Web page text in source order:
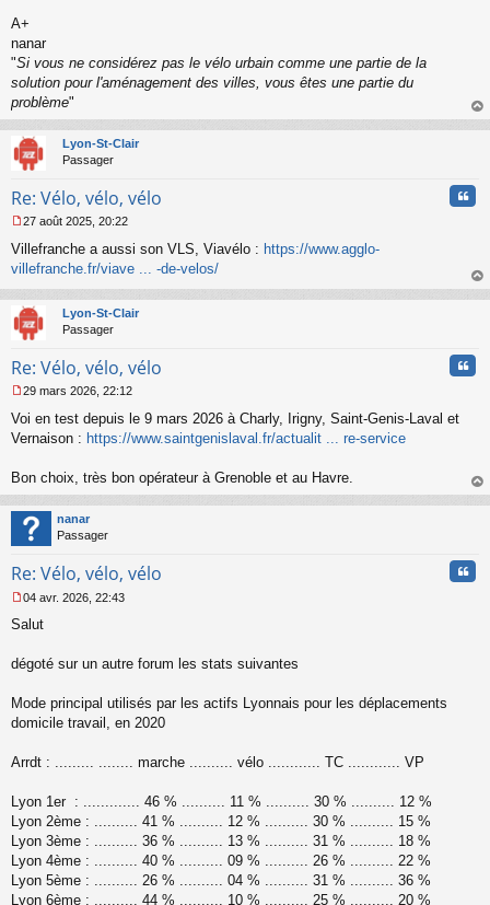
A+
nanar
"Si vous ne considérez pas le vélo urbain comme une partie de la
solution pour l'aménagement des villes, vous êtes une partie du
problème"
au
Lyon-St-Clair
Passager
Re: Vélo, vélo, vélo
s
a
g
e
o
l
u
27 août 2025, 20:22
Villefranche a aussi son VLS, Viavélo : https://www.agglo-
villefranche.fr/viave ... -de-velos/
au
Lyon-St-Clair
Passager
Re: Vélo, vélo, vélo
e
s
g
n
o
l
u
29 mars 2026, 22:12
Voi en test depuis le 9 mars 2026 à Charly, Irigny, Saint-Genis-Laval et
Vernaison : https://www.saintgenislaval.fr/actualit ... re-service
Bon choix, très bon opérateur à Grenoble et au Havre.
au
nanar
Passager
Re: Vélo, vélo, vélo
e
s
a
e
n
n
04 avr. 2026, 22:43
Salut
dégoté sur un autre forum les stats suivantes
Mode principal utilisés par les actifs Lyonnais pour les déplacements
domicile travail, en 2020
Arrdt : ......... ........ marche .......... vélo ............ TC ............ VP
Lyon 1er : ............. 46 % .......... 11 % .......... 30 % .......... 12 %
Lyon 2ème : .......... 41 % .......... 12 % .......... 30 % .......... 15 %
Lyon 3ème : .......... 36 % .......... 13 % .......... 31 % .......... 18 %
Lyon 4ème : .......... 40 % .......... 09 % .......... 26 % .......... 22 %
Lyon 5ème : .......... 26 % .......... 04 % .......... 31 % .......... 36 %
Lyon 6ème : .......... 44 % .......... 10 % .......... 25 % .......... 20 %